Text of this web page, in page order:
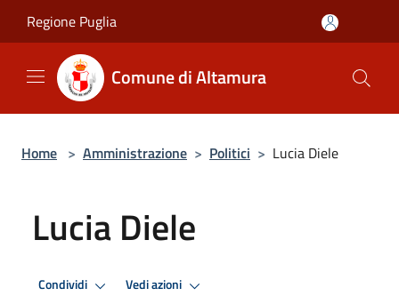
Regione Puglia
Comune di Altamura
Home > Amministrazione > Politici > Lucia Diele
Lucia Diele
Condividi Vedi azioni